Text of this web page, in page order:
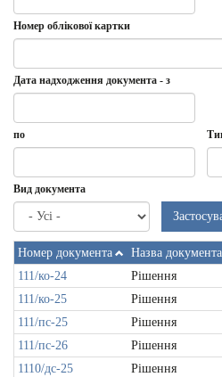
з
Дата
по
Номер облікової картки
Дата надходження документа - з
Дата
Дата
надходження
-
з
по
Дата
по
Вид документа
Номер документа Назва документа
111/ко-24
Рішення
111/ко-25
Рішення
111/пс-25
Рішення
111/пс-26
Рішення
1110/дс-25
Рішення